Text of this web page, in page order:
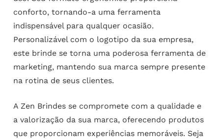
conforto, tornando-a uma ferramenta
indispensável para qualquer ocasião.
Personalizável com o logotipo da sua empresa,
este brinde se torna uma poderosa ferramenta de
marketing, mantendo sua marca sempre presente
na rotina de seus clientes.
A Zen Brindes se compromete com a qualidade e
a valorização da sua marca, oferecendo produtos
que proporcionam experiências memoráveis. Seja